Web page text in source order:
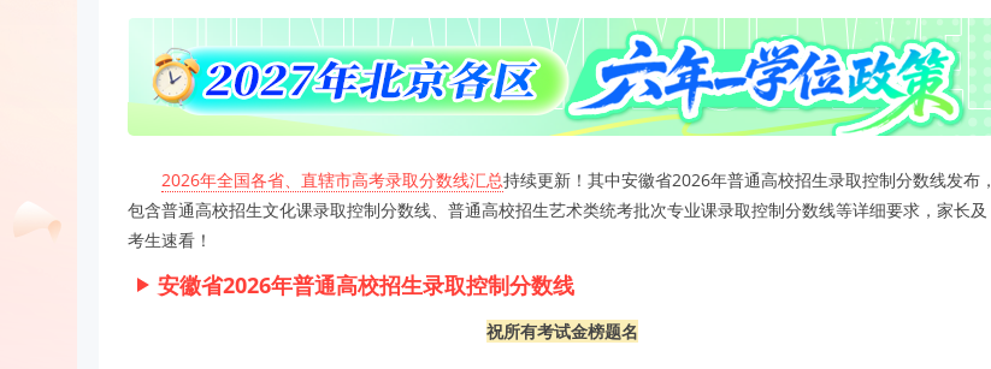
2026年全国各省、直辖市高考录取分数线汇总持续更新！其中安徽省2026年普通高校招生录取控制分数线发布，
包含普通高校招生文化课录取控制分数线、普通高校招生艺术类统考批次专业课录取控制分数线等详细要求，家长及
考生速看！
安徽省2026年普通高校招生录取控制分数线
祝所有考试金榜题名